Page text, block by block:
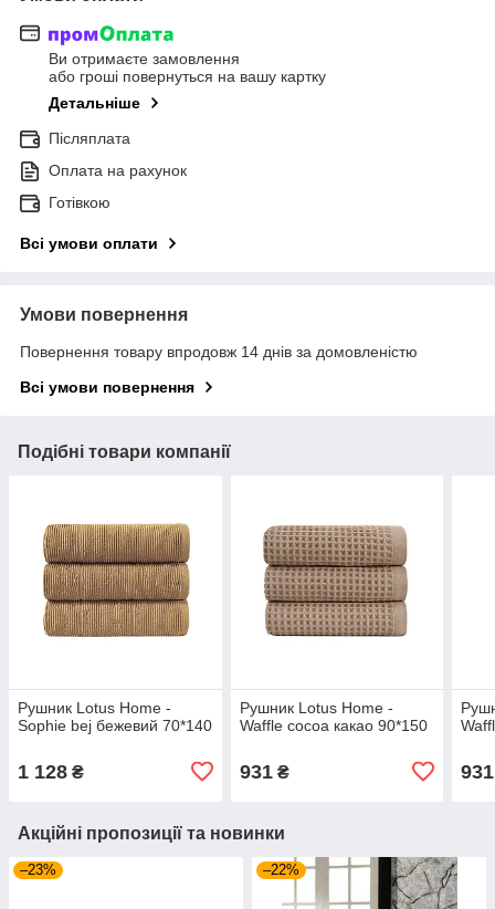
Ви отримаєте замовлення
або гроші повернуться на вашу картку
Детальніше
Післяплата
Оплата на рахунок
Готівкою
Всі умови оплати
Умови повернення
Повернення товару впродовж 14 днів за домовленістю
Всі умови повернення
Подібні товари компанії
Рушник Lotus Home -
Sophie bej бежевий 70*140
1 128 ₴
Рушник Lotus Home -
Waffle cocoa какао 90*150
931₴ 931
Акційні пропозиції та новинки
–23% –22%